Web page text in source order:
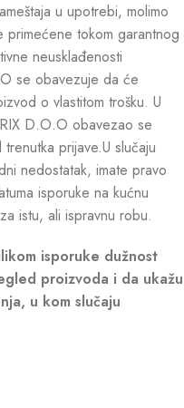
u upotrebi, molimo
primećene tokom garantnog
neusklađenosti
se obavezuje da će
o vlastitom trošku. U
D.O.O obavezao se
prijave.U slučaju
nedostatak, imate pravo
isporuke na kućnu
istu, ali ispravnu robu.
isporuke dužnost
proizvoda i da ukažu
u kom slučaju